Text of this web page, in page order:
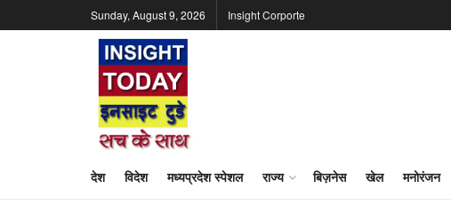
Sunday, August 9, 2026 Insight Corporte
देश विदेश मध्यप्रदेश स्पेशल राज्य बिज़नेस खेल मनोरंजन